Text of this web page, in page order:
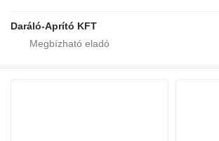
Daráló-Aprító KFT